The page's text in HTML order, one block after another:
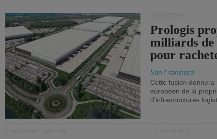
Prologis
milliards
pour
San Francisco
Cette fusion
européen de la
d'infrastructures